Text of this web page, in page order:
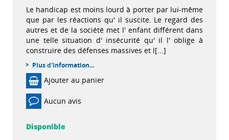
Le handicap est moins lourd à porter par lui-même
que par les réactions qu' il suscite. Le regard des
autres et de la société met l' enfant différent dans
une telle situation d' insécurité qu' il l' oblige à
construire des défenses massives et l[...]
Plus d'information...
Ajouter au panier
Aucun avis
Disponible